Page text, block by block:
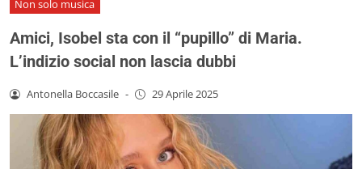
Non solo musica
Amici, Isobel sta con il “pupillo” di Maria.
L’indizio social non lascia dubbi
Antonella Boccasile - 29 Aprile 2025